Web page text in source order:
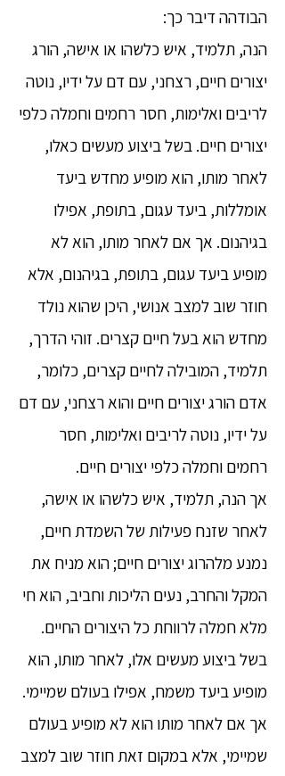
הבודהה דיבר כך:
הנה, תלמיד, איש כלשהו או אישה, הורג
יצורים חיים, רצחני, עם דם על ידיו, נוטה
לריבים ואלימות, חסר רחמים וחמלה כלפי
יצורים חיים. בשל ביצוע מעשים כאלו,
לאחר מותו, הוא מופיע מחדש ביעד
אומללות, ביעד עגום, בתופת, אפילו
בגיהנום. אך אם לאחר מותו, הוא לא
מופיע ביעד עגום, בתופת, בגיהנום, אלא
חוזר שוב למצב אנושי, היכן שהוא נולד
מחדש הוא בעל חיים קצרים. זוהי הדרך,
תלמיד, המובילה לחיים קצרים, כלומר,
אדם הורג יצורים חיים והוא רצחני, עם דם
על ידיו, נוטה לריבים ואלימות, חסר
רחמים וחמלה כלפי יצורים חיים.
אך הנה, תלמיד, איש כלשהו או אישה,
לאחר שזנח פעילות של השמדת חיים,
נמנע מלהרוג יצורים חיים; הוא מניח את
המקל והחרב, נעים הליכות וחביב, הוא חי
מלא חמלה לרווחת כל היצורים החיים.
בשל ביצוע מעשים אלו, לאחר מותו, הוא
מופיע ביעד משמח, אפילו בעולם שמיימי.
אך אם לאחר מותו הוא לא מופיע בעולם
שמיימי, אלא במקום זאת חוזר שוב למצב